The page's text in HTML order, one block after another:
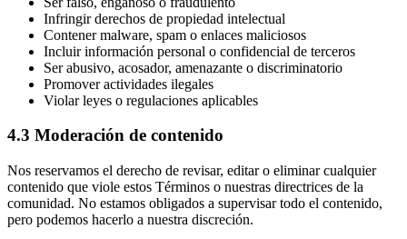
Infringir derechos de propiedad intelectual
Contener malware, spam o enlaces maliciosos
Incluir información personal o confidencial de terceros
Ser abusivo, acosador, amenazante o discriminatorio
Promover actividades ilegales
Violar leyes o regulaciones aplicables
4.3 Moderación de contenido
Nos reservamos el derecho de revisar, editar o eliminar cualquier
contenido que viole estos Términos o nuestras directrices de la
comunidad. No estamos obligados a supervisar todo el contenido,
pero podemos hacerlo a nuestra discreción.